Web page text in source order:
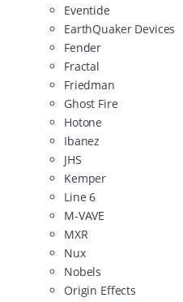
Eventide
EarthQuaker Devices
Fender
Fractal
Friedman
Ghost Fire
Hotone
Ibanez
JHS
Kemper
Line 6
M-VAVE
MXR
Nux
Nobels
Origin Effects